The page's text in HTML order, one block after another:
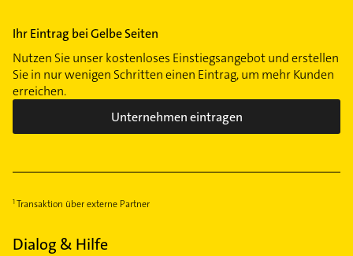
Ihr Eintrag bei Gelbe Seiten
Nutzen Sie unser kostenloses Einstiegsangebot und erstellen
Sie in nur wenigen Schritten einen Eintrag, um mehr Kunden
erreichen.
Unternehmen eintragen
Transaktion über externe Partner
Dialog & Hilfe